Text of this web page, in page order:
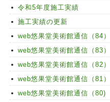
令和5年度施工実績
施工実績の更新
web悠果堂美術館通信（84）
web悠果堂美術館通信（83）
web悠果堂美術館通信（82）
web悠果堂美術館通信（81）
web悠果堂美術館通信（80)